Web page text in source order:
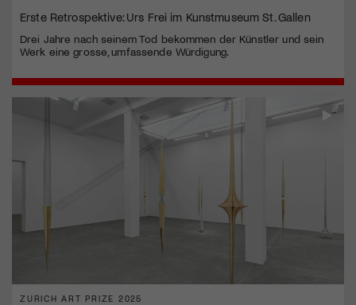
Erste Retrospektive: Urs Frei im Kunstmuseum St. Gallen
Drei Jahre nach seinem Tod bekommen der Künstler und sein
Werk eine grosse, umfassende Würdigung.
ZURICH ART PRIZE 2025